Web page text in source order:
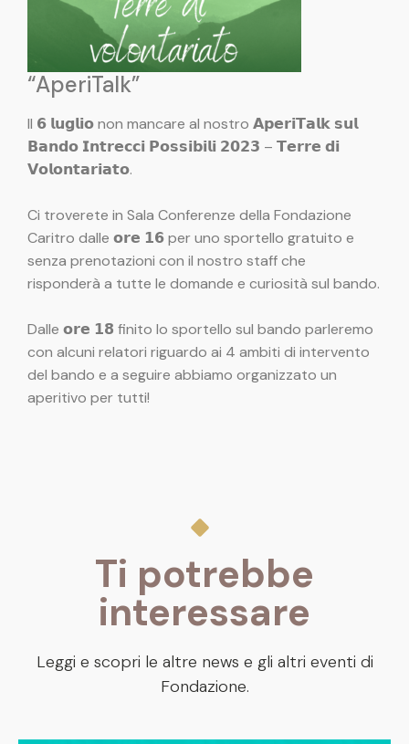
“AperiTalk”
Il 𝟲 𝗹𝘂𝗴𝗹𝗶𝗼 non mancare al nostro 𝗔𝗽𝗲𝗿𝗶𝗧𝗮𝗹𝗸 𝘀𝘂𝗹
𝗕𝗮𝗻𝗱𝗼 𝗜𝗻𝘁𝗿𝗲𝗰𝗰𝗶 𝗣𝗼𝘀𝘀𝗶𝗯𝗶𝗹𝗶 𝟮𝟬𝟮𝟯 – 𝗧𝗲𝗿𝗿𝗲 𝗱𝗶
𝗩𝗼𝗹𝗼𝗻𝘁𝗮𝗿𝗶𝗮𝘁𝗼.
Ci troverete in Sala Conferenze della Fondazione
Caritro dalle 𝗼𝗿𝗲 𝟭𝟲 per uno sportello gratuito e
senza prenotazioni con il nostro staff che
risponderà a tutte le domande e curiosità sul bando.
Dalle 𝗼𝗿𝗲 𝟭𝟴 finito lo sportello sul bando parleremo
con alcuni relatori riguardo ai 4 ambiti di intervento
del bando e a seguire abbiamo organizzato un
aperitivo per tutti!
Ti potrebbe
interessare
Leggi e scopri le altre news e gli altri eventi di
Fondazione.